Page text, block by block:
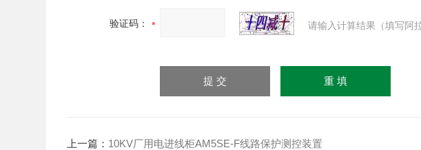
验证码： 请输入计算结果（填写阿
上一篇： 10KV厂用电进线柜AM5SE-F线路保护测控装置